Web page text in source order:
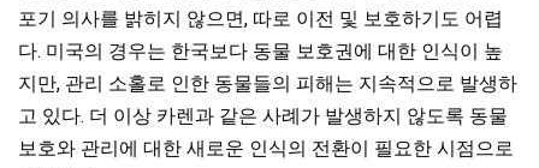
포기 의사를 밝히지 않으면, 따로 이전 및 보호하기도 어렵
다. 미국의 경우는 한국보다 동물 보호권에 대한 인식이 높
지만, 관리 소홀로 인한 동물들의 피해는 지속적으로 발생하
고 있다. 더 이상 카렌과 같은 사례가 발생하지 않도록 동물
보호와 관리에 대한 새로운 인식의 전환이 필요한 시점으로